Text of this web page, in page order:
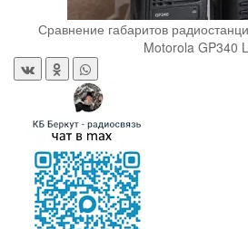
Сравнение габаритов
Motorola GP340